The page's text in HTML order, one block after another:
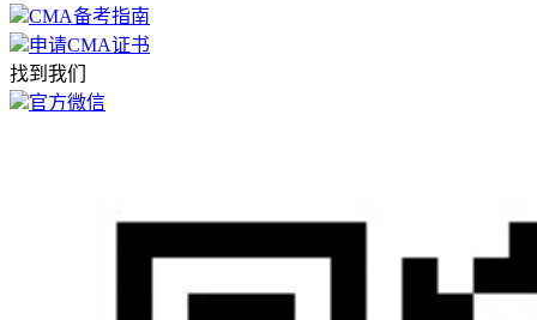
CMA备考指南
申请CMA证书
找到我们
官方微信